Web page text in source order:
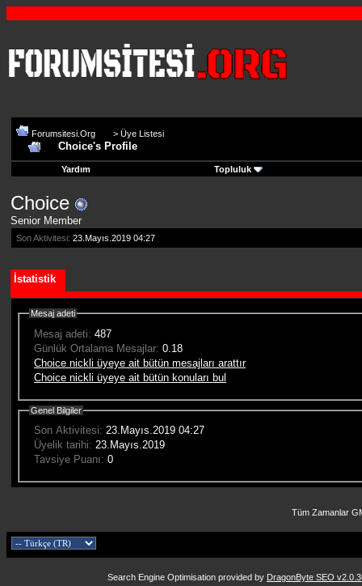
Forumsitesi.Org > Üye Listesi
Choice's Profile
Yardım Topluluk
Choice
Senior Member
Son Aktivitesi: 23.Mayıs.2019 04:27
İstatistik
Mesaj adeti
Mesaj adeti: 487
Günlük Ortalama Mesajlar: 0.18
Choice nickli üyeye ait bütün mesajları arattır
Choice nickli üyeye ait bütün konuları bul
Genel Bilgiler
Son Aktivitesi: 23.Mayıs.2019 04:27
Üyelik tarihi: 23.Mayıs.2019
Tavsiye Puanı: 0
Tüm Zamanlar
Search Engine Optimisation provided by DragonByte SEO